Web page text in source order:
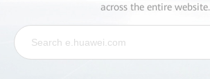
across the entire website.